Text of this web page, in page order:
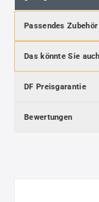
Passendes Zubehör
Das könnte Sie
DF Preisgarantie
Bewertungen